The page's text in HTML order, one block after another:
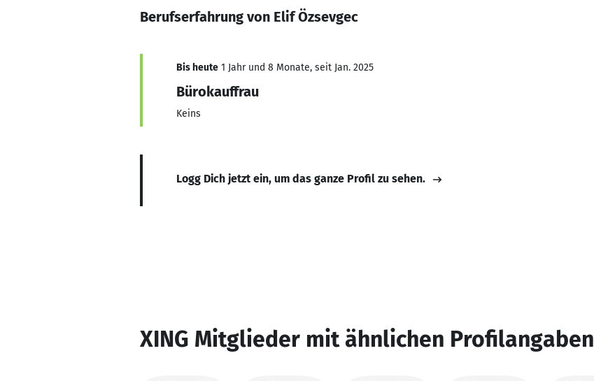
Berufserfahrung von Elif Özsevgec
Bis heute 1 Jahr und 8 Monate, seit Jan. 2025
Bürokauffrau
Keins
Logg Dich jetzt ein, um das ganze Profil zu sehen.
XING Mitglieder mit ähnlichen Profilangaben